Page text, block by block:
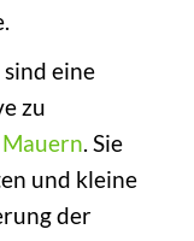
sind eine
zu
Mauern. Sie
und kleine
der